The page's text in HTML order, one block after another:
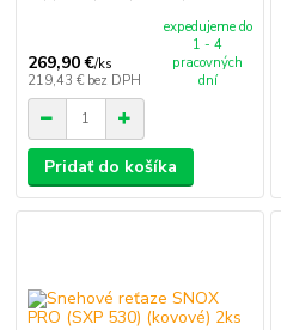
269,90 €/ks
219,43 € bez DPH
expedujeme do
1 - 4
pracovných
dní
Pridať do košíka